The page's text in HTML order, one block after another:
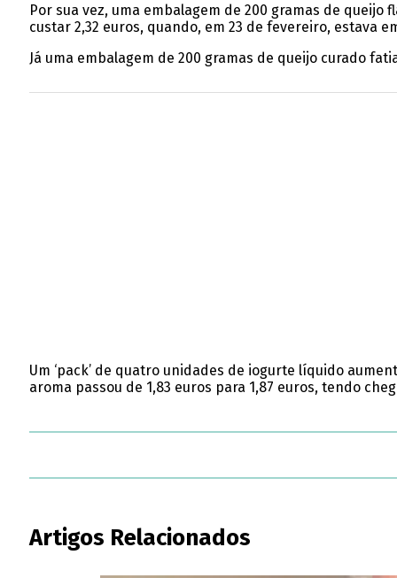
Por sua vez, uma embalagem de 200 gramas de
custar 2,32 euros, quando, em 23 de fevereiro, estava
Já uma embalagem de 200 gramas de queijo curado
Um ‘pack’ de quatro unidades de iogurte líquido
aroma passou de 1,83 euros para 1,87 euros, tendo
Artigos Relacionados